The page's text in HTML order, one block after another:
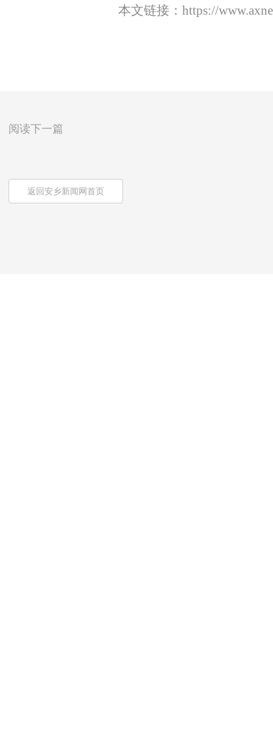
本文链接： https://
阅读下一篇
返回安乡新闻网首页